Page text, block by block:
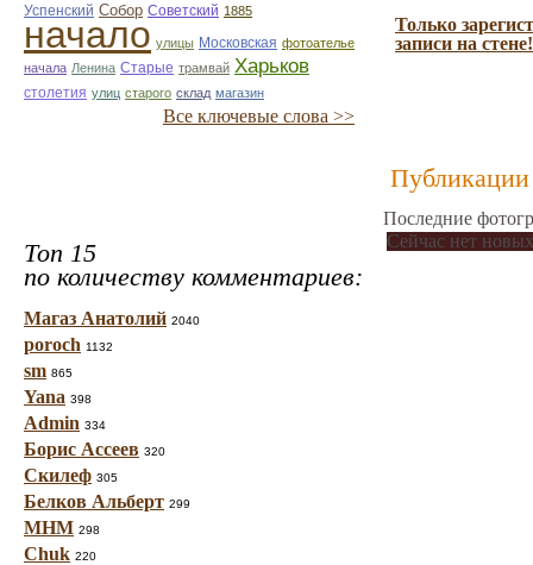
Успенский Собор Советский 1885
начало улицы Московская фотоателье
начала Ленина Старые трамвай Харьков
столетия улиц старого склад магазин
Все ключевые слова >>
Топ 15
по количеству комментариев:
Магаз Анатолий 2040
poroch 1132
sm 865
Yana 398
Admin 334
Борис Ассеев 320
Скилеф 305
Белков Альберт 299
МНМ 298
Chuk 220
Только
записи на стене!
Публикации
Последние
Сейчас нет